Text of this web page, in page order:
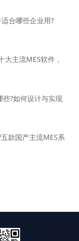
合哪些企业用?
大主流MES软件，
些?如何设计与实现
款国产主流MES系